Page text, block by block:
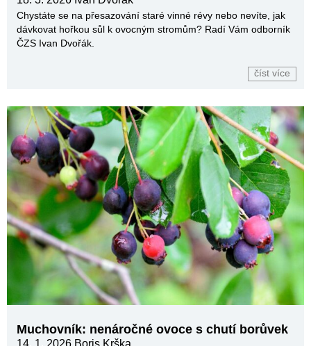
Chystáte se na přesazování staré vinné révy nebo nevíte, jak
dávkovat hořkou sůl k ovocným stromům? Radí Vám odborník
ČZS Ivan Dvořák.
číst více
Muchovník: nenáročné ovoce s chutí borůvek
14. 1. 2026 Boris Krška